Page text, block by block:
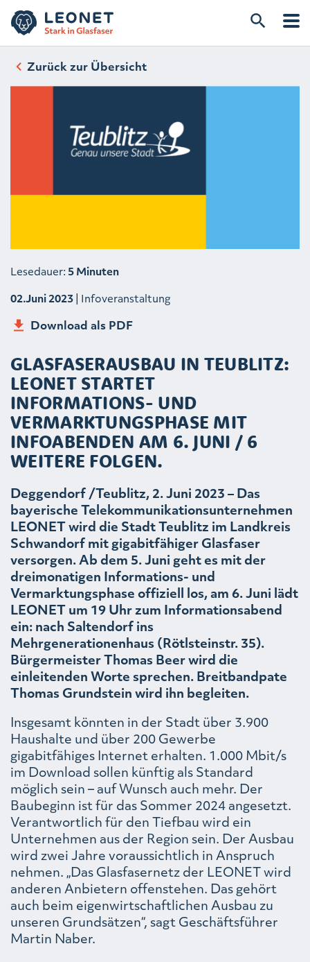
Zurück zur Übersicht
Lesedauer: 5 Minuten
02.Juni 2023| Infoveranstaltung
Download als PDF
GLASFASERAUSBAU IN TEUBLITZ:
LEONET STARTET
INFORMATIONS- UND
VERMARKTUNGSPHASE MIT
INFOABENDEN AM 6. JUNI / 6
WEITERE FOLGEN.
Deggendorf /Teublitz, 2. Juni 2023 – Das
bayerische Telekommunikationsunternehmen
LEONET wird die Stadt Teublitz im Landkreis
Schwandorf mit gigabitfähiger Glasfaser
versorgen. Ab dem 5. Juni geht es mit der
dreimonatigen Informations- und
Vermarktungsphase offiziell los, am 6. Juni lädt
LEONET um 19 Uhr zum Informationsabend
ein: nach Saltendorf ins
Mehrgenerationenhaus (Rötlsteinstr. 35).
Bürgermeister Thomas Beer wird die
einleitenden Worte sprechen. Breitbandpate
Thomas Grundstein wird ihn begleiten.
Insgesamt könnten in der Stadt über 3.900
Haushalte und über 200 Gewerbe
gigabitfähiges Internet erhalten. 1.000 Mbit/s
im Download sollen künftig als Standard
möglich sein – auf Wunsch auch mehr. Der
Baubeginn ist für das Sommer 2024 angesetzt.
Verantwortlich für den Tiefbau wird ein
Unternehmen aus der Region sein. Der Ausbau
wird zwei Jahre voraussichtlich in Anspruch
nehmen. „Das Glasfasernetz der LEONET wird
anderen Anbietern offenstehen. Das gehört
auch beim eigenwirtschaftlichen Ausbau zu
unseren Grundsätzen“, sagt Geschäftsführer
Martin Naber.